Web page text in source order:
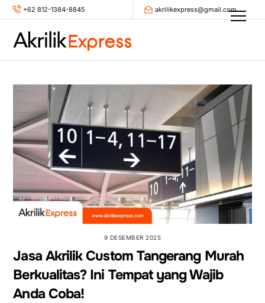
Skip
+62 812-1384-8845 akrilikexpress@gmail.com
9 DESEMBER 2025
Jasa Akrilik Custom Tangerang Murah
Berkualitas? Ini Tempat yang Wajib
Anda Coba!